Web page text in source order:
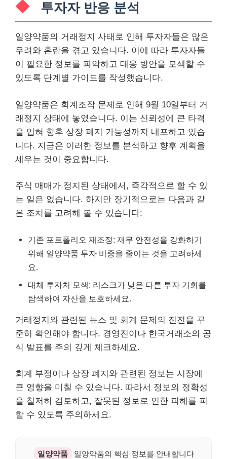
투자자 반응 분석
일양약품의 거래정지 사태로 인해 투자자들은 많은
우려와 혼란을 겪고 있습니다. 이에 따라 투자자들
이 필요한 정보를 파악하고 대응 방안을 모색할 수
있도록 단계별 가이드를 작성했습니다.
일양약품은 회계조작 문제로 인해 9월 10일부터 거
래정지 상태에 놓였습니다. 이는 신뢰성에 큰 타격
을 입혀 향후 상장 폐지 가능성까지 내포하고 있습
니다. 지금은 이러한 정보를 분석하고 향후 계획을
세우는 것이 중요합니다.
주식 매매가 정지된 상태에서, 즉각적으로 할 수 있
는 일은 없습니다. 하지만 장기적으로는 다음과 같
은 조치를 고려해 볼 수 있습니다:
기존 포트폴리오 재조정: 재무 안전성을 강화하기
위해 일양약품 투자 비중을 줄이는 것을 고려하세
요.
대체 투자처 모색: 리스크가 낮은 다른 투자 기회를
탐색하여 자산을 보호하세요.
거래정지와 관련된 뉴스 및 회계 문제의 진전을 꾸
준히 확인해야 합니다. 경영진이나 한국거래소의 공
식 발표를 주의 깊게 체크하세요.
회계 부정이나 상장 폐지와 관련된 정보는 시장에
큰 영향을 미칠 수 있습니다. 따라서 정보의 정확성
을 철저히 검토하고, 잘못된 정보로 인한 피해를 피
할 수 있도록 주의하세요.
일양약품
일양약품의 핵심 정보를 안내합니다